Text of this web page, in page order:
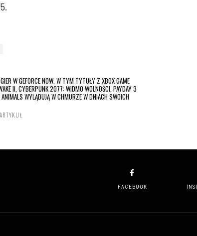
W GEFORCE NOW, W TYM TYTUŁY Z XBOX GAME
II, CYBERPUNK 2077: WIDMO WOLNOŚCI, PAYDAY 3
WYLĄDUJĄ W CHMURZE W DNIACH SWOICH
FACEBOOK